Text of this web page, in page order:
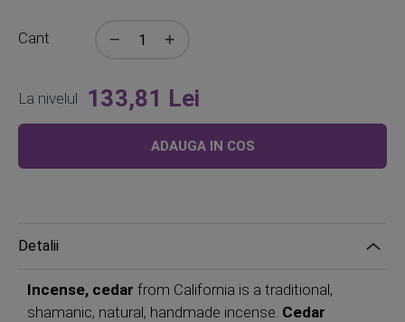
Cant
La nivelul 133,81 Lei
ADAUGA IN COS
Detalii
Incense, cedar from California is a traditional,
shamanic, natural, handmade incense. Cedar